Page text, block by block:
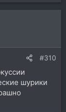
#310
шурики